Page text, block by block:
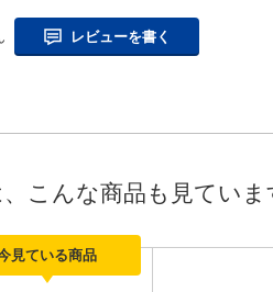
レビューを書く
こんな商品も見ていま
見ている商品